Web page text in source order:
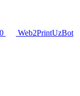
Web2PrintUzBot